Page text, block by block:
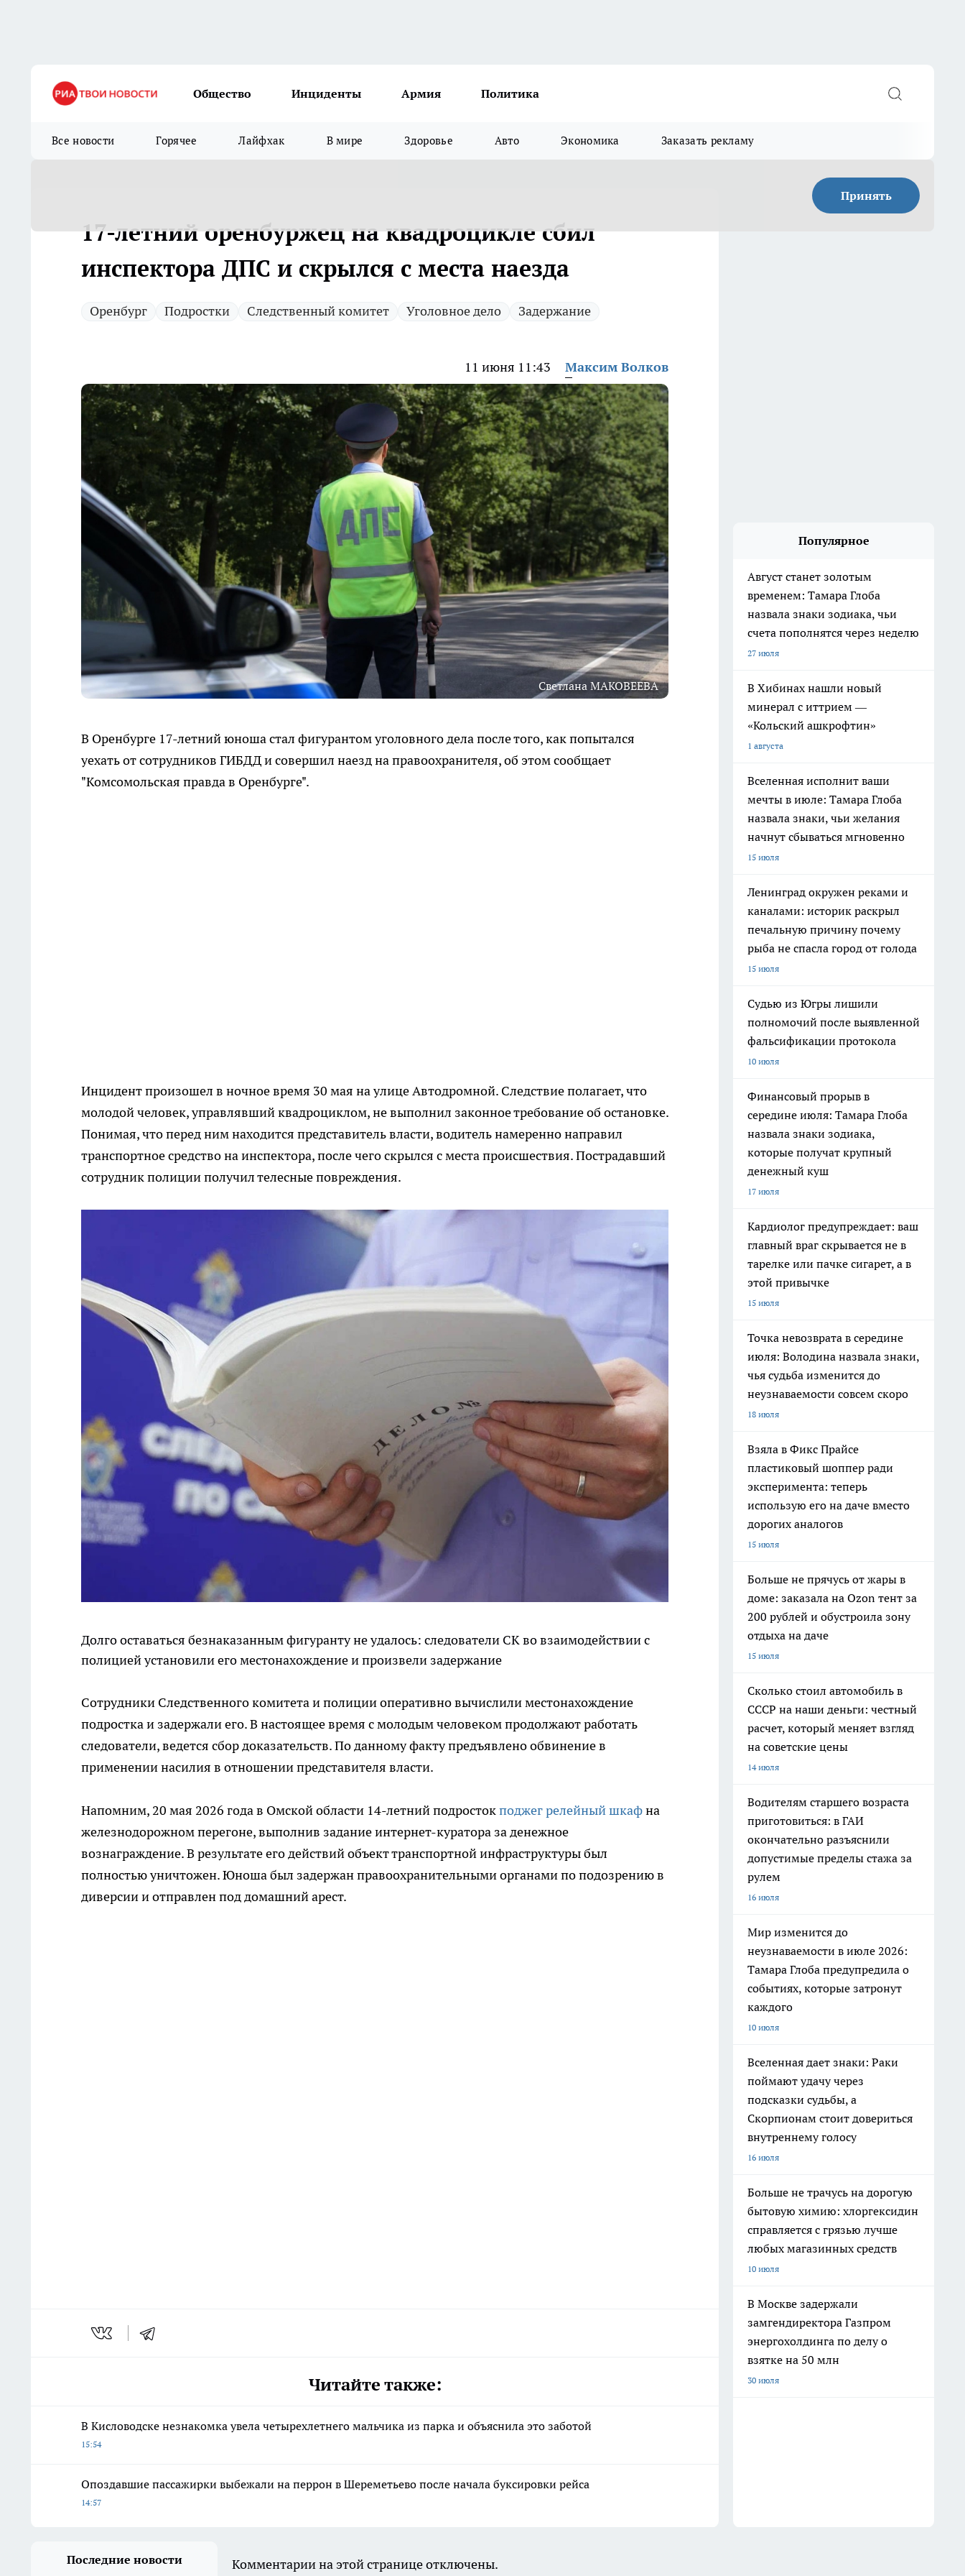
Общество Инциденты Армия Политика
Все новости Горячее Лайфхак В мире Здоровье Авто Экономика Заказать рекламу
Принять
17-летний оренбуржец на квадроцикле сбил
инспектора ДПС и скрылся с места наезда
Оренбург Подростки Следственный комитет Уголовное дело Задержание
11 июня 11:43 Максим Волков
Светлана МАКОВЕЕВА
В Оренбурге 17-летний юноша стал фигурантом уголовного дела после того, как попытался
уехать от сотрудников ГИБДД и совершил наезд на правоохранителя, об этом сообщает
"Комсомольская правда в Оренбурге".
Инцидент произошел в ночное время 30 мая на улице Автодромной. Следствие полагает, что
молодой человек, управлявший квадроциклом, не выполнил законное требование об остановке.
Понимая, что перед ним находится представитель власти, водитель намеренно направил
транспортное средство на инспектора, после чего скрылся с места происшествия. Пострадавший
сотрудник полиции получил телесные повреждения.
Долго оставаться безнаказанным фигуранту не удалось: следователи СК во взаимодействии с
полицией установили его местонахождение и произвели задержание
Сотрудники Следственного комитета и полиции оперативно вычислили местонахождение
подростка и задержали его. В настоящее время с молодым человеком продолжают работать
следователи, ведется сбор доказательств. По данному факту предъявлено обвинение в
применении насилия в отношении представителя власти.
Напомним, 20 мая 2026 года в Омской области 14-летний подростокподжег релейный шкафна
железнодорожном перегоне, выполнив задание интернет-куратора за денежное
вознаграждение. В результате его действий объект транспортной инфраструктуры был
полностью уничтожен. Юноша был задержан правоохранительными органами по подозрению в
диверсии и отправлен под домашний арест.
Читайте также:
В Кисловодске незнакомка увела четырехлетнего мальчика из парка и объяснила это заботой
15:54
Опоздавшие пассажирки выбежали на перрон в Шереметьево после начала буксировки рейса
14:57
Популярное
Август станет золотым
временем: Тамара Глоба
назвала знаки зодиака, чьи
счета пополнятся через неделю
27 июля
В Хибинах нашли новый
минерал с иттрием —
«Кольский ашкрофтин»
1 августа
Вселенная исполнит ваши
мечты в июле: Тамара Глоба
назвала знаки, чьи желания
начнут сбываться мгновенно
15 июля
Ленинград окружен реками и
каналами: историк раскрыл
печальную причину почему
рыба не спасла город от голода
15 июля
Судью из Югры лишили
полномочий после выявленной
фальсификации протокола
10 июля
Финансовый прорыв в
середине июля: Тамара Глоба
назвала знаки зодиака,
которые получат крупный
денежный куш
17 июля
Кардиолог предупреждает: ваш
главный враг скрывается не в
тарелке или пачке сигарет, а в
этой привычке
15 июля
Точка невозврата в середине
июля: Володина назвала знаки,
чья судьба изменится до
неузнаваемости совсем скоро
18 июля
Взяла в Фикс Прайсе
пластиковый шоппер ради
эксперимента: теперь
использую его на даче вместо
дорогих аналогов
15 июля
Больше не прячусь от жары в
доме: заказала на Ozon тент за
200 рублей и обустроила зону
отдыха на даче
15 июля
Сколько стоил автомобиль в
СССР на наши деньги: честный
расчет, который меняет взгляд
на советские цены
14 июля
Водителям старшего возраста
приготовиться: в ГАИ
окончательно разъяснили
допустимые пределы стажа за
рулем
16 июля
Мир изменится до
неузнаваемости в июле 2026:
Тамара Глоба предупредила о
событиях, которые затронут
каждого
10 июля
Вселенная дает знаки: Раки
поймают удачу через
подсказки судьбы, а
Скорпионам стоит довериться
внутреннему голосу
16 июля
Больше не трачусь на дорогую
бытовую химию: хлоргексидин
справляется с грязью лучше
любых магазинных средств
10 июля
В Москве задержали
замгендиректора Газпром
энергохолдинга по делу о
взятке на 50 млн
30 июля
Последние новости Комментарии на этой странице отключены.